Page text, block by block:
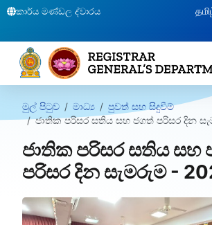
කාර්ය මණ්ඩල ද්වාරය
මුල් පිටුව මාධ්‍ය
පුවත් සහ සිදුවීම්
ජාතික පරිසර සතිය සහ ජගත් පරිසර දින
ජාතික පරිසර සතිය සහ
පරිසර දින සැමරුම -